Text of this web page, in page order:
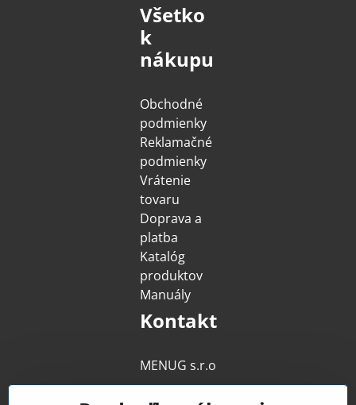
Všetko
k
nákupu
Obchodné
podmienky
Reklamačné
podmienky
Vrátenie
tovaru
Doprava a
platba
Katalóg
produktov
Manuály
Kontakt
MENUG s​.r​.o​
.